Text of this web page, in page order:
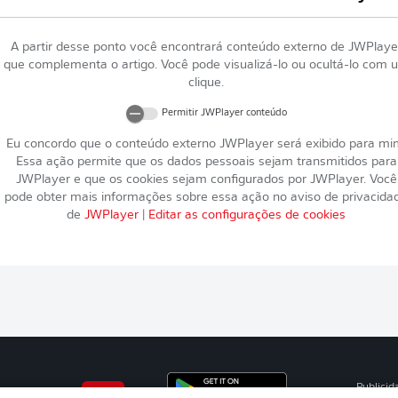
A partir desse ponto você encontrará conteúdo externo de
que complementa o artigo. Você pode visualizá-lo ou ocultá-lo com
clique.
Permitir JWPlayerconteúdo
Eu concordo que o conteúdo externo JWPlayerserá exibido para
Essa ação permite que os dados pessoais sejam transmitidos para
JWPlayere que os cookies sejam configurados por JWPlayer. Você
pode obter mais informações sobre essa ação no aviso de
de JWPlayer Editar as configurações de cookies